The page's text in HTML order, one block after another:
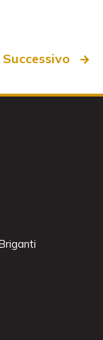
Successivo